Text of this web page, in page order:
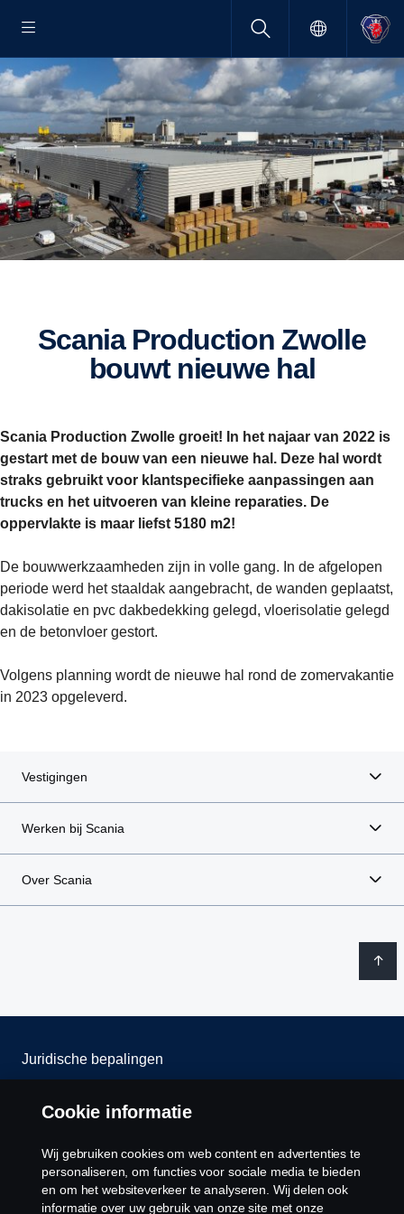
Scania Production Zwolle
bouwt nieuwe hal
Scania Production Zwolle groeit! In het najaar van 2022 is
gestart met de bouw van een nieuwe hal. Deze hal wordt
straks gebruikt voor klantspecifieke aanpassingen aan
trucks en het uitvoeren van kleine reparaties. De
oppervlakte is maar liefst 5180 m2!
De bouwwerkzaamheden zijn in volle gang. In de afgelopen
periode werd het staaldak aangebracht, de wanden geplaatst,
dakisolatie en pvc dakbedekking gelegd, vloerisolatie gelegd
en de betonvloer gestort.
Volgens planning wordt de nieuwe hal rond de zomervakantie
in 2023 opgeleverd.
Vestigingen
Werken bij Scania
Over Scania
Juridische bepalingen
Privacy verklaring
Contact
Cookie policy
Cookie informatie
Wij gebruiken cookies om web content en advertenties te
personaliseren, om functies voor sociale media te bieden
en om het websiteverkeer te analyseren. Wij delen ook
informatie over uw gebruik van onze site met onze